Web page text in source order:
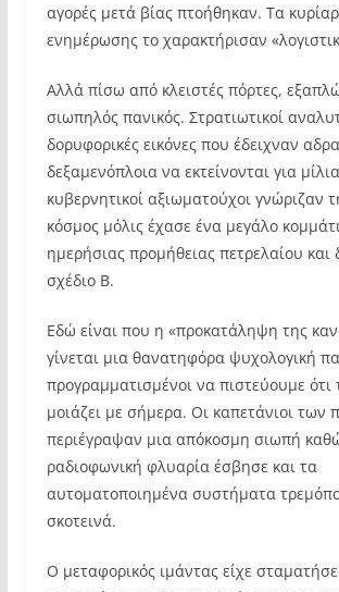
αγορές μετά βίας πτοήθηκαν. Τα
ενημέρωσης το χαρακτήρισαν
Αλλά πίσω από κλειστές πόρτες,
σιωπηλός πανικός. Στρατιωτικοί
δορυφορικές εικόνες που έδειχναν
δεξαμενόπλοια να εκτείνονται για
κυβερνητικοί αξιωματούχοι γνώριζαν
κόσμος μόλις έχασε ένα μεγάλο
ημερήσιας προμήθειας πετρελαίου και
σχέδιο Β.
Εδώ είναι που η «προκατάληψη της
γίνεται μια θανατηφόρα ψυχολογική
προγραμματισμένοι να πιστεύουμε ότι
μοιάζει με σήμερα. Οι καπετάνιοι των
περιέγραψαν μια απόκοσμη σιωπή
ραδιοφωνική φλυαρία έσβησε και τα
αυτοματοποιημένα συστήματα
σκοτεινά.
Ο μεταφορικός ιμάντας είχε